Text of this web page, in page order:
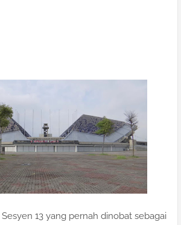
13 yang pernah dinobat sebagai